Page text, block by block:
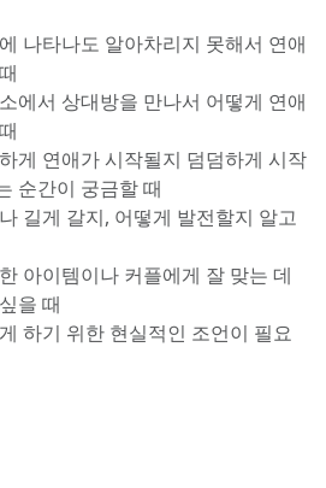
나타나도 알아차리지 못해서 연애
에서 상대방을 만나서 어떻게 연애
게 연애가 시작될지 덤덤하게 시작
순간이 궁금할 때
길게 갈지, 어떻게 발전할지 알고
아이템이나 커플에게 잘 맞는 데
을 때
하기 위한 현실적인 조언이 필요